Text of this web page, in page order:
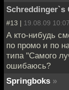
Schreddinger`s
#13 | 19.08.09 10:07
А кто-нибудь
по промо и по
типа "Самого
ошибаюсь?
Springboks »